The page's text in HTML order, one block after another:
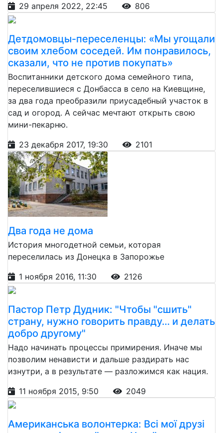
29 апреля 2022, 22:45
806
Детдомовцы-переселенцы: «Мы угощали
своим хлебом соседей. Им понравилось,
сказали, что не против покупать»
Воспитанники детского дома семейного типа,
переселившиеся с Донбасса в село на Киевщине,
за два года преобразили приусадебный участок в
сад и огород. А сейчас мечтают открыть свою
мини-пекарню.
23 декабря 2017, 19:30
2101
Два года не дома
История многодетной семьи, которая
переселилась из Донецка в Запорожье
1 ноября 2016, 11:30
2126
Пастор Петр Дудник: "Чтобы "сшить"
страну, нужно говорить правду… и делать
добро другому"
Надо начинать процессы примирения. Иначе мы
позволим ненависти и дальше раздирать нас
изнутри, а в результате — разложимся как нация.
11 ноября 2015, 9:50
2049
Американська волонтерка: Всі мої друзі